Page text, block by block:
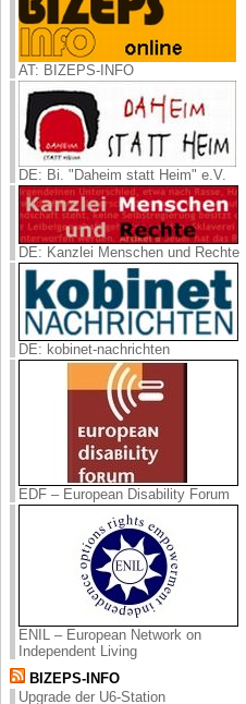
AT: BIZEPS-INFO
DE: Bi. "Daheim statt Heim" e.V.
DE: Kanzlei Menschen und Rechte
DE: kobinet-nachrichten
EDF – European Disability Forum
ENIL – European Network on
Independent Living
BIZEPS-INFO
Upgrade der U6-Station